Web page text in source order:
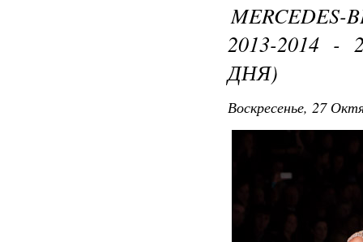
2013-2014
ДНЯ)
Воскресенье, 27